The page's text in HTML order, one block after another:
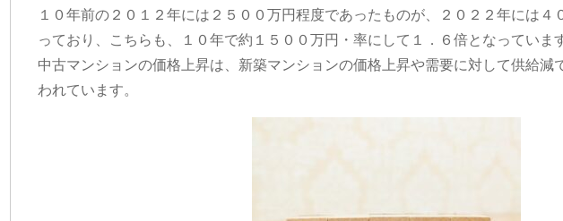
１０年前の２０１２年には２５００万円程度であったものが、２０２２年には４
っており、こちらも、１０年で約１５００万円・率にして１．６倍となっていま
中古マンションの価格上昇は、新築マンションの価格上昇や需要に対して供給減
われています。